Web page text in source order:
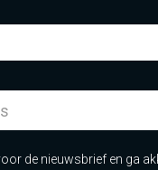
de nieuwsbrief en ga